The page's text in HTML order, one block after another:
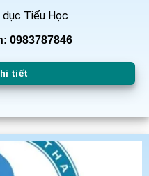
dục Tiểu Học
0983787846
tiết